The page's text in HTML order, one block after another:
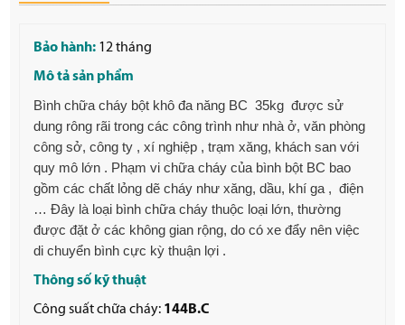
Bảo hành: 12 tháng
Mô tả sản phẩm
Bình chữa cháy bột khô đa năng BC 35kg được sử
dung rông rãi trong các công trình như nhà ở, văn phòng
công sở, công ty , xí nghiệp , trạm xăng, khách san với
quy mô lớn . Phạm vi chữa cháy của bình bột BC bao
gồm các chất lỏng dẽ cháy như xăng, dầu, khí ga , điện
… Đây là loại bình chữa cháy thuộc loại lớn, thường
được đặt ở các không gian rộng, do có xe đẩy nên việc
di chuyển bình cực kỳ thuận lợi .
Thông số kỹ thuật
Công suất chữa cháy: 144B.C